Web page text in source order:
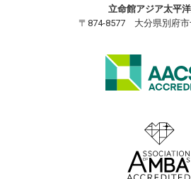
立命館アジア太平
〒874-8577 大分県別府市